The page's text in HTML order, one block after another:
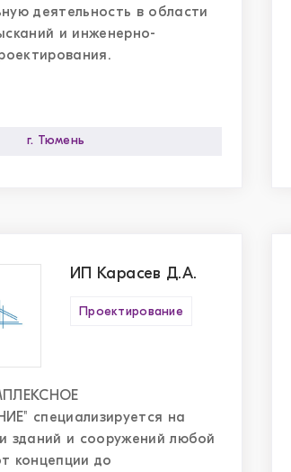
деятельность в области
и инженерно-
г. Тюмень
ИП Карасев Д.А.
Проектирование
специализируется на
зданий и сооружений любой
концепции до